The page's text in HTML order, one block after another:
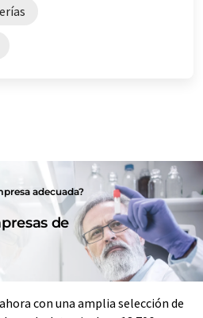
adecuada?
de
con una amplia selección de